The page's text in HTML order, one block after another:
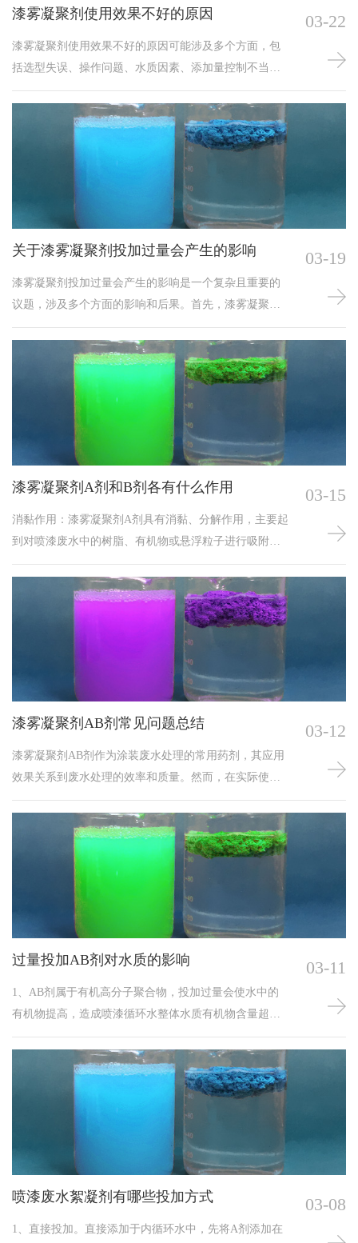
漆雾凝聚剂使用效果不好的原因
漆雾凝聚剂使用效果不好的原因可能涉及多个方面，包
括选型失误、操作问题、水质因素、添加量控制不当、
设备维护状况以及处理工艺等。
03-22
关于漆雾凝聚剂投加过量会产生的影响
漆雾凝聚剂投加过量会产生的影响是一个复杂且重要的
议题，涉及多个方面的影响和后果。首先，漆雾凝聚剂
的主要作用是捕捉漆雾粒子，促使其形成较大的颗粒并
上浮至水面，从而便于分离和处理。然而，当漆雾凝聚
剂投加过量时，其效果并非如预期般增强，反而可能产
生一系列负面影响。
03-19
漆雾凝聚剂A剂和B剂各有什么作用
消黏作用：漆雾凝聚剂A剂具有消黏、分解作用，主要起
到对喷漆废水中的树脂、有机物或悬浮粒子进行吸附、
分解、电荷中和等作用，破坏胶体或粒子的稳定性，产
生漆水分离的效果。
03-15
漆雾凝聚剂AB剂常见问题总结
漆雾凝聚剂AB剂作为涂装废水处理的常用药剂，其应用
效果关系到废水处理的效率和质量。然而，在实际使用
过程中，由于各种原因，AB剂的使用往往会出现一些问
题。本文将对漆雾凝聚剂AB剂常见问题进行总结，分析
其原因，并提出相应的解决方案，以期为实际应用提供
有益的参考。
03-12
过量投加AB剂对水质的影响
1、AB剂属于有机高分子聚合物，投加过量会使水中的
有机物提高，造成喷漆循环水整体水质有机物含量超
标，影响处理效果。2、水质浑浊：对于喷漆废水的水质
来说，投加量过多，水质会出现浑浊的现象。3、成本增
加，处理效果减弱。我们民间有一句话说物极必反，当
漆雾凝聚剂投加过量时，使用的该药剂成本增加，同时
也会影响其絮凝效果，使所形成的絮体受影响而产生解
03-11
喷漆废水絮凝剂有哪些投加方式
1、直接投加。直接添加于内循环水中，先将A剂添加在
03-08